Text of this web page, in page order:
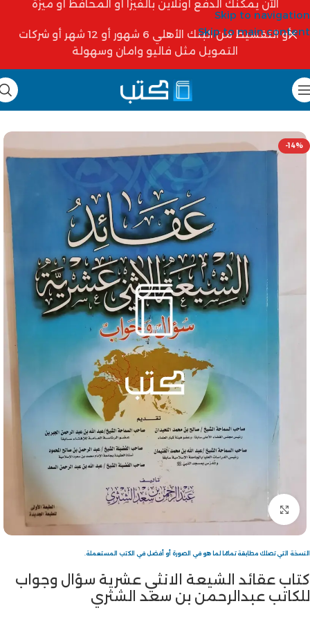
Skip to navigation
Skip to main content
الآن يمكنك الدفع أونلاين بالفيزا أو المحافظ أو ميزة
أو التقسيط من البنك الأهلي 6 شهور أو 12 شهر أو شركات
التمويل مثل فاليو وامان وسهولة
-14%
Click to enlarge
النسخة التي تصلك مطابقة تمامًا لما هو في الصورة أو أفضل في الكتب المستعملة.
كتاب عقائد الشيعة الانثي عشرية سؤال وجواب
للكاتب عبدالرحمن بن سعد الشثري